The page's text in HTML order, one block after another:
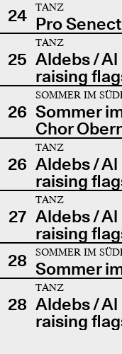
24
TANZ
Pro
25
TANZ
Aldebs / Al
raising
26
SOMMER IM
Sommer
Chor
26
TANZ
Aldebs / Al
raising
27
TANZ
Aldebs / Al
raising
28
SOMMER IM
Sommer
28
TANZ
Aldebs / Al
raising